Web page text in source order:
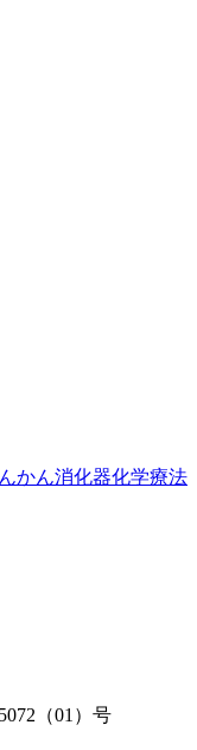
かん消化器化学療法
（01）号